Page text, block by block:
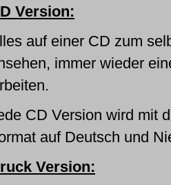
Version:
auf einer CD zum
immer wieder
CD Version wird mit
auf Deutsch und
Version: